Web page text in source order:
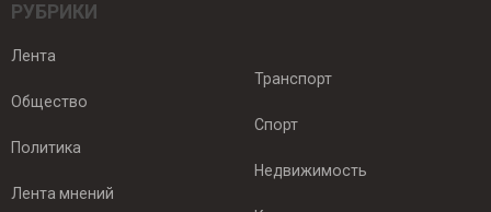
РУБРИКИ
Лента
Общество
Политика
Лента мнений
Транспорт
Спорт
Недвижимость